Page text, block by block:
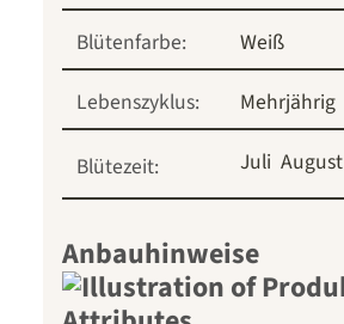
Blütenfarbe:
Weiß
Lebenszyklus:
Mehrjährig
Blütezeit: Juli August
Anbauhinweise